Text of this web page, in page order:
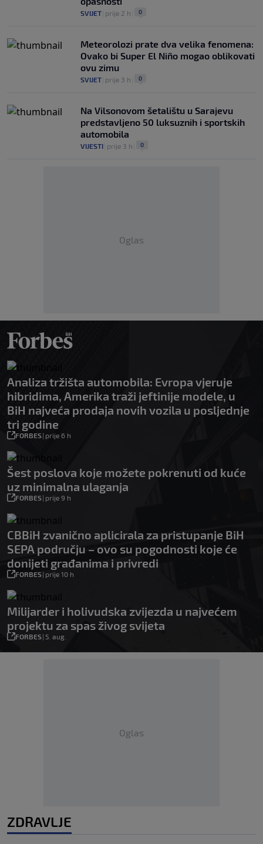
SVIJET prije 2 h 0
Meteorolozi prate dva velika fenomena:
Ovako bi Super El Niño mogao oblikovati
ovu zimu
SVIJET prije 3 h 0
Na Vilsonovom šetalištu u Sarajevu
predstavljeno 50 luksuznih i sportskih
automobila
VIJESTI prije 3 h 0
Oglas
Analiza tržišta automobila: Evropa vjeruje
hibridima, Amerika traži jeftinije modele, u
BiH najveća prodaja novih vozila u posljednje
tri godine
FORBES| prije 6 h
Šest poslova koje možete pokrenuti od kuće
uz minimalna ulaganja
FORBES| prije 9 h
CBBiH zvanično aplicirala za pristupanje BiH
SEPA području – ovo su pogodnosti koje će
donijeti građanima i privredi
FORBES| prije 10 h
Milijarder i holivudska zvijezda u najvećem
projektu za spas živog svijeta
FORBES| 5. aug.
Oglas
ZDRAVLJE